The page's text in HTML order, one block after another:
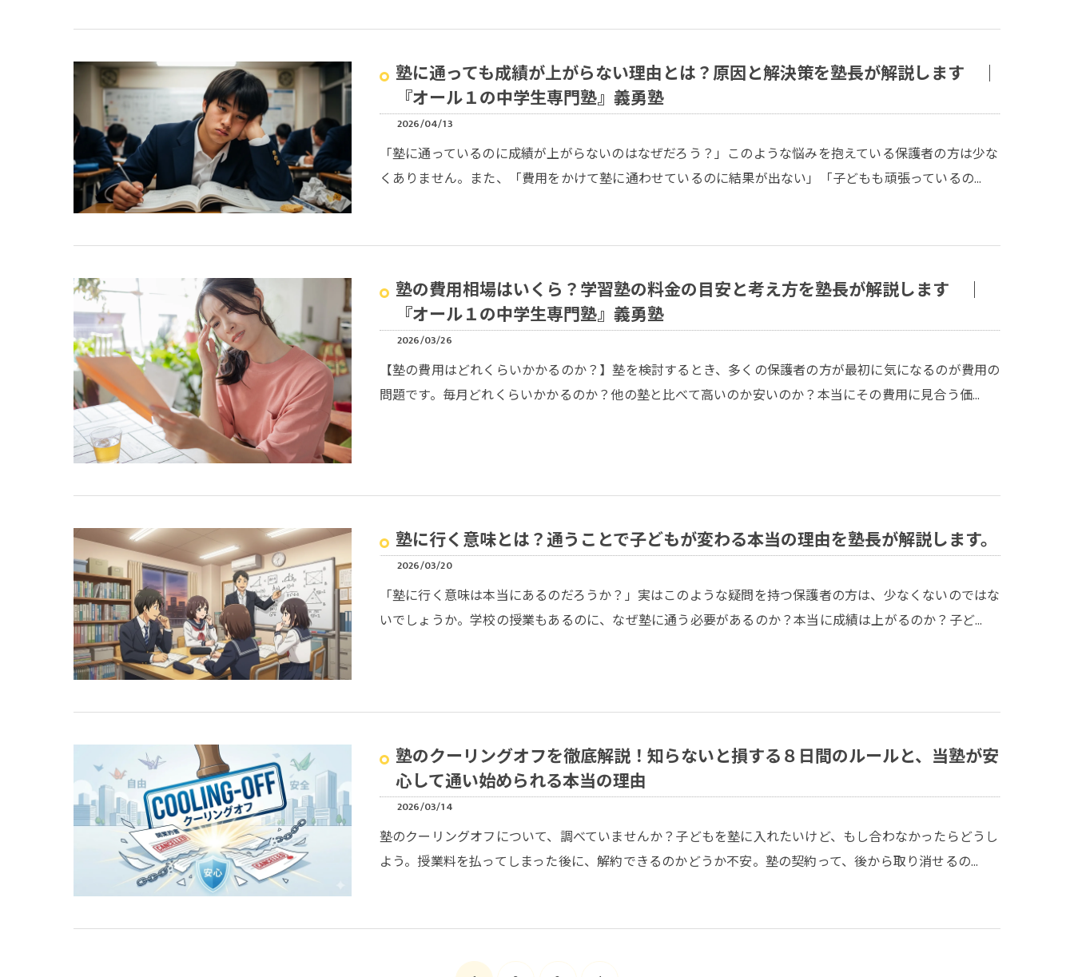
塾に通っても成績が上がらない理由とは？原因と解決策を塾長が解説します ｜
『オール１の中学生専門塾』義勇塾
2026/04/13
「塾に通っているのに成績が上がらないのはなぜだろう？」このような悩みを抱えている保護者の方は少な
くありません。また、「費用をかけて塾に通わせているのに結果が出ない」「子どもも頑張っているの…
塾の費用相場はいくら？学習塾の料金の目安と考え方を塾長が解説します ｜
『オール１の中学生専門塾』義勇塾
2026/03/26
【塾の費用はどれくらいかかるのか？】塾を検討するとき、多くの保護者の方が最初に気になるのが費用の
問題です。毎月どれくらいかかるのか？他の塾と比べて高いのか安いのか？本当にその費用に見合う価…
塾に行く意味とは？通うことで子どもが変わる本当の理由を塾長が解説します。
2026/03/20
「塾に行く意味は本当にあるのだろうか？」実はこのような疑問を持つ保護者の方は、少なくないのではな
いでしょうか。学校の授業もあるのに、なぜ塾に通う必要があるのか？本当に成績は上がるのか？子ど…
塾のクーリングオフを徹底解説！知らないと損する８日間のルールと、当塾が安
心して通い始められる本当の理由
2026/03/14
塾のクーリングオフについて、調べていませんか？子どもを塾に入れたいけど、もし合わなかったらどうし
よう。授業料を払ってしまった後に、解約できるのかどうか不安。塾の契約って、後から取り消せるの…